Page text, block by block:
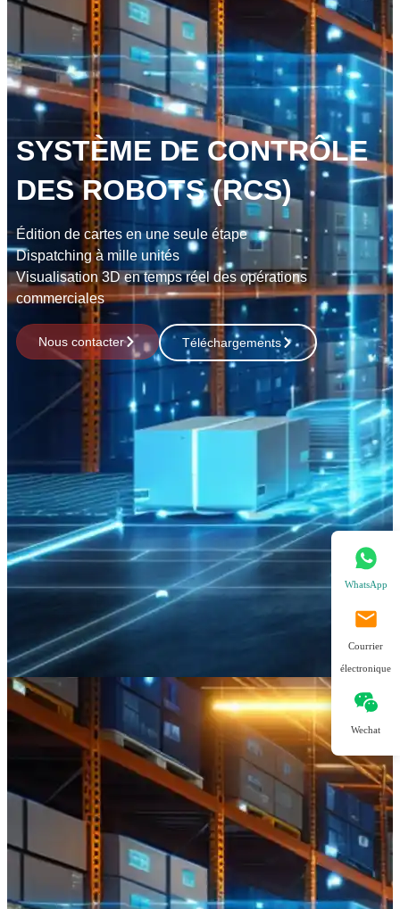
SYSTÈME DE CONTRÔLE
DES ROBOTS (RCS)
Édition de cartes en une seule étape
Dispatching à mille unités
Visualisation 3D en temps réel des opérations
commerciales
Nous contacter Téléchargements
WhatsApp
Courrier
électronique
Wechat